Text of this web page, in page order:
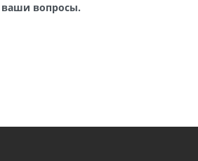
ваши вопросы.